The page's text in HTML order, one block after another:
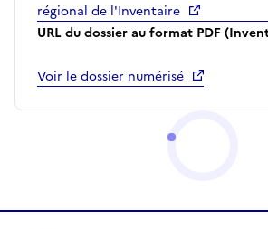
régional de l'Inventaire
URL du dossier au format PDF
Voir le dossier numérisé